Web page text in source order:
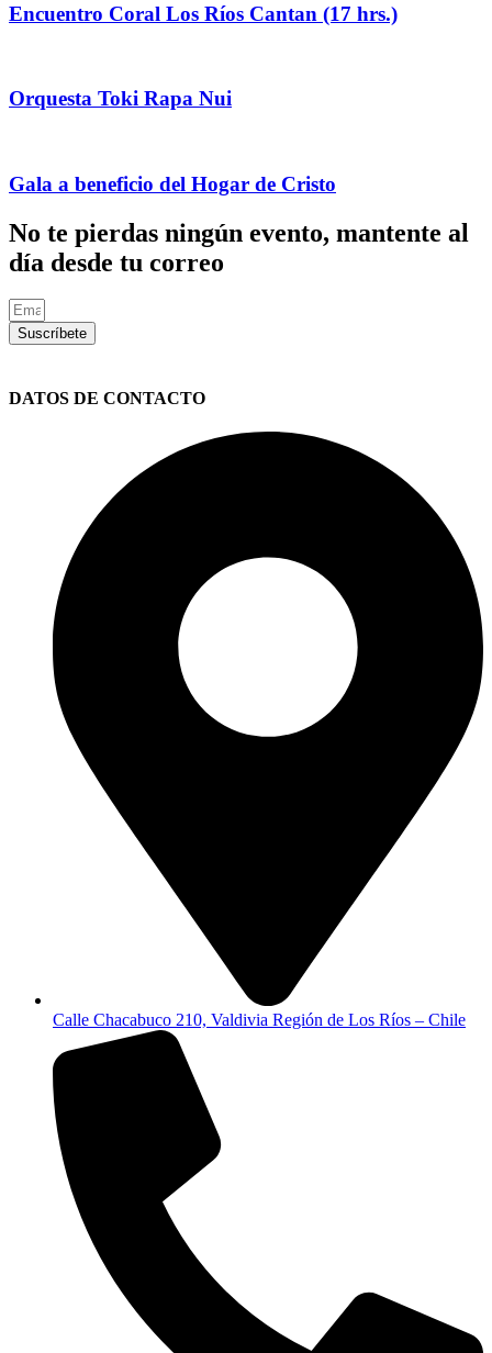
Encuentro Coral Los Ríos Cantan (17 hrs.)
Orquesta Toki Rapa Nui
Gala a beneficio del Hogar de Cristo
No te pierdas ningún evento, mantente al
día desde tu correo
Suscríbete
DATOS DE CONTACTO
Calle Chacabuco 210, Valdivia Región de Los Ríos – Chile